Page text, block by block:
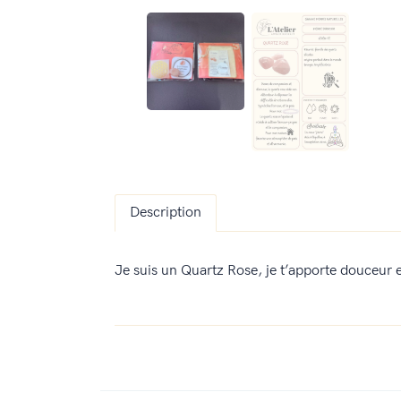
Description
Je suis un Quartz Rose, je t’apporte douceur